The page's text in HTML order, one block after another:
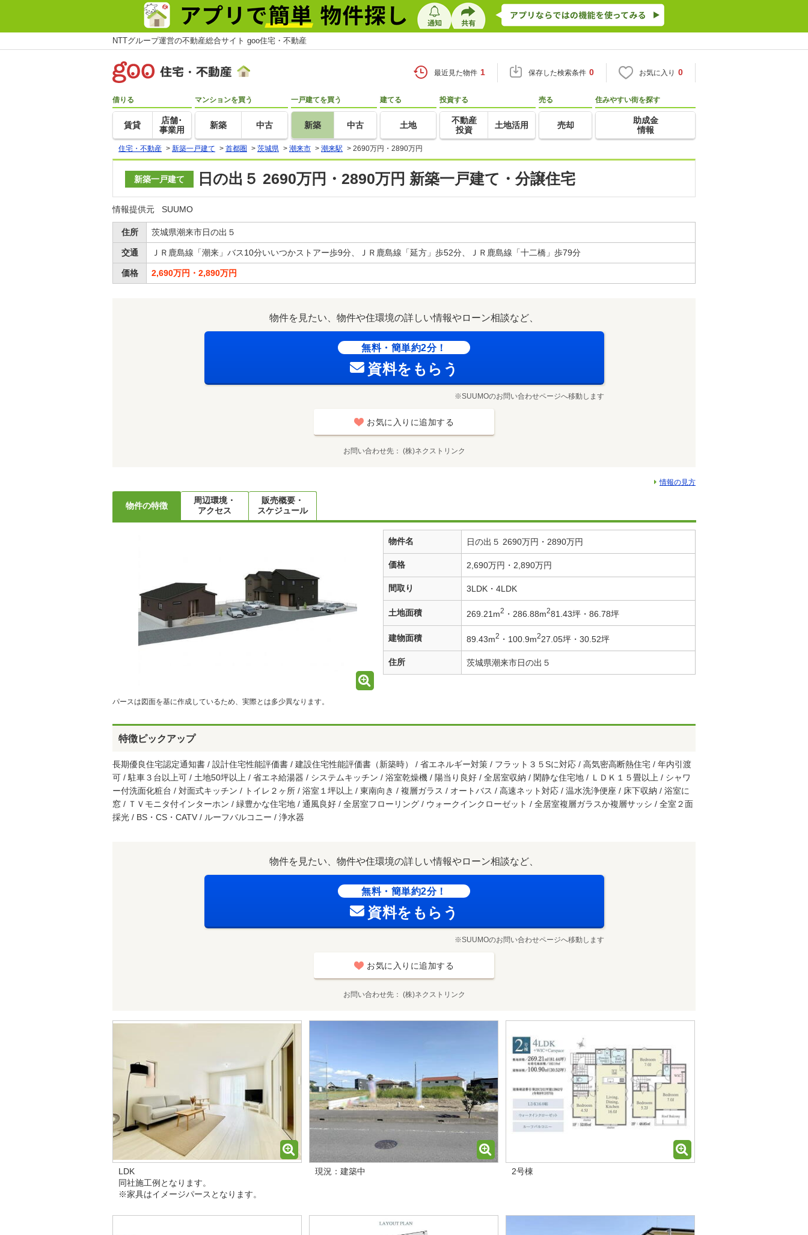
NTTグループ運営の不動産総合サイト goo住宅・不動産
最近見た物件 1 保存した検索条件 0 お気に入り 0
借りる
賃貸
店舗･
事業用
マンションを買う
新築 中古
一戸建てを買う
新築 中古
建てる
土地
投資する
不動産
投資
土地活用
売る
売却
住みやすい街を探す
助成金
情報
住宅・不動産 > 新築一戸建て > 首都圏 > 茨城県 > 潮来市 > 潮来駅 > 2690万円・2890万円
新築一戸建て 日の出５ 2690万円・2890万円 新築一戸建て・分譲住宅
情報提供元 SUUMO
住所 茨城県潮来市日の出５
交通 ＪＲ鹿島線「潮来」バス10分いいつかストアー歩9分、ＪＲ鹿島線「延方」歩52分、ＪＲ鹿島線「十二橋」歩79分
価格 2,690万円・2,890万円
物件を見たい、物件や住環境の詳しい情報やローン相談など、
無料・簡単約2分！
資料をもらう
※SUUMOのお問い合わせページへ移動します
お気に入りに追加する
お問い合わせ先 (株)ネクストリンク
情報の見方
物件の特徴
周辺環境・
アクセス
販売概要・
スケジュール
パースは図面を基に作成しているため、実際とは多少異なります。
物件名 日の出５ 2690万円・2890万円
価格 2,690万円・2,890万円
間取り 3LDK・4LDK
土地面積 269.21m2 ・286.88m281.43坪・86.78坪
建物面積 89.43m2 ・100.9m227.05坪・30.52坪
住所 茨城県潮来市日の出５
特徴ピックアップ
長期優良住宅認定通知書 / 設計住宅性能評価書 / 建設住宅性能評価書（新築時） / 省エネルギー対策 / フラット３５Sに対応 / 高気密高断熱住宅 / 年内引渡
可 / 駐車３台以上可 / 土地50坪以上 / 省エネ給湯器 / システムキッチン / 浴室乾燥機 / 陽当り良好 / 全居室収納 / 閑静な住宅地 / ＬＤＫ１５畳以上 / シャワ
ー付洗面化粧台 / 対面式キッチン / トイレ２ヶ所 / 浴室１坪以上 / 東南向き / 複層ガラス / オートバス / 高速ネット対応 / 温水洗浄便座 / 床下収納 / 浴室に
窓 / ＴＶモニタ付インターホン / 緑豊かな住宅地 / 通風良好 / 全居室フローリング / ウォークインクローゼット / 全居室複層ガラスか複層サッシ / 全室２面
採光 / BS・CS・CATV / ルーフバルコニー / 浄水器
物件を見たい、物件や住環境の詳しい情報やローン相談など、
無料・簡単約2分！
資料をもらう
※SUUMOのお問い合わせページへ移動します
お気に入りに追加する
お問い合わせ先 (株)ネクストリンク
LDK
同社施工例となります。
※家具はイメージパースとなります。
現況：建築中 2号棟